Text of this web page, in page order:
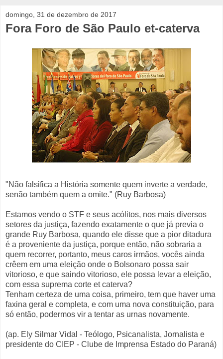
domingo, 31 de dezembro de 2017
Fora Foro de São Paulo et-caterva
"Não falsifica a História somente quem inverte a verdade,
senão também quem a omite." (Ruy Barbosa)
Estamos vendo o STF e seus acólitos, nos mais diversos
setores da justiça, fazendo exatamente o que já previa o
grande Ruy Barbosa, quando ele disse que a pior ditadura
é a proveniente da justiça, porque então, não sobraria a
quem recorrer, portanto, meus caros irmãos, vocês ainda
crêem em uma eleição onde o Bolsonaro possa sair
vitorioso, e que saindo vitorioso, ele possa levar a eleição,
com essa suprema corte et caterva?
Tenham certeza de uma coisa, primeiro, tem que haver uma
faxina geral e completa, e com uma nova constituição, para
só então, podermos vir a tentar as urnas novamente.
(ap. Ely Silmar Vidal - Teólogo, Psicanalista, Jornalista e
presidente do CIEP - Clube de Imprensa Estado do Paraná)